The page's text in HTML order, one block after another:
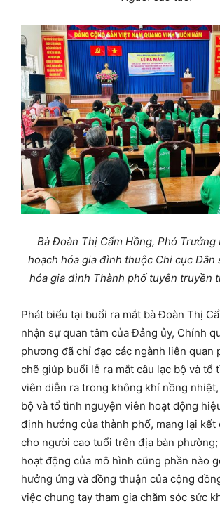
Bà Đoàn Thị Cẩm Hồng, Phó Trưởng
hoạch hóa gia đình thuộc Chi cục Dân
hóa gia đình Thành phố tuyên truyền
Phát biểu tại buổi ra mắt bà Đoàn Thị
nhận sự quan tâm của Đảng ủy, Chính
phương đã chỉ đạo các ngành liên quan
chẽ giúp buổi lễ ra mắt câu lạc bộ và tổ
viên diễn ra trong không khí nồng
bộ và tổ tình nguyện viên hoạt động
định hướng của thành phố, mang lại
cho người cao tuổi trên địa bàn
hoạt động của mô hình cũng phần nào
hưởng ứng và đồng thuận của cộng
việc chung tay tham gia chăm sóc sức